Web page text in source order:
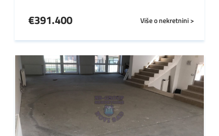
Više o nekretnini >
€391.400